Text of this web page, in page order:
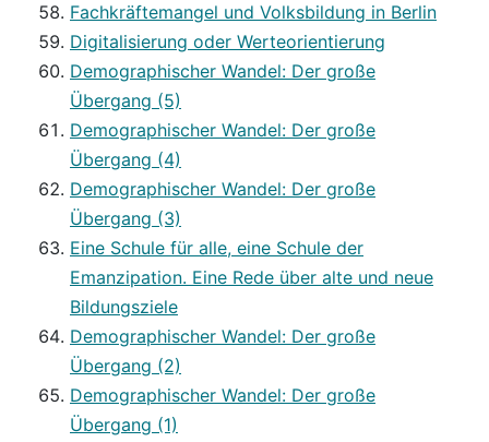
Fachkräftemangel und Volksbildung in Berlin
Digitalisierung oder Werteorientierung
Demographischer Wandel: Der große
Übergang (5)
Demographischer Wandel: Der große
Übergang (4)
Demographischer Wandel: Der große
Übergang (3)
Eine Schule für alle, eine Schule der
Emanzipation. Eine Rede über alte und neue
Bildungsziele
Demographischer Wandel: Der große
Übergang (2)
Demographischer Wandel: Der große
Übergang (1)